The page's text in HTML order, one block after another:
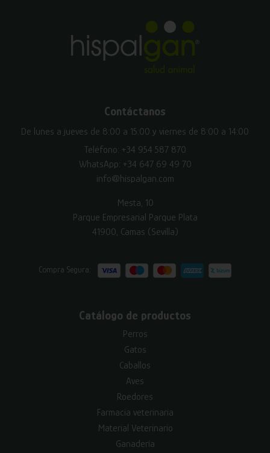
Contáctanos
De lunes a jueves de 8:00 a 15:00 y viernes de 8:00 a 14:00
Teléfono: +34 954 587 870
WhatsApp: +34 647 69 49 70
info@hispalgan.com
Mesta, 10
Parque Empresarial Parque Plata
41900, Camas (Sevilla)
Compra Segura:
Catálogo de productos
Perros
Gatos
Caballos
Aves
Roedores
Farmacia veterinaria
Material Veterinario
Ganadería